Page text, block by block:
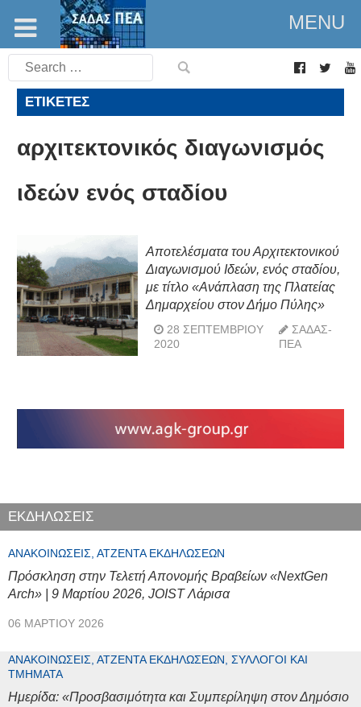
MENU
Search
for:
ΕΤΙΚΈΤΕΣ
αρχιτεκτονικός διαγωνισμός
ιδεών ενός σταδίου
Αποτελέσματα του Αρχιτεκτονικού
Διαγωνισμού Ιδεών, ενός σταδίου,
με τίτλο «Ανάπλαση της Πλατείας
Δημαρχείου στον Δήμο Πύλης»
28 ΣΕΠΤΕΜΒΡΊΟΥ
2020
ΣΑΔΑΣ-
ΠΕΑ
ΕΚΔΗΛΩΣΕΙΣ
ΑΝΑΚΟΙΝΏΣΕΙΣ, ΑΤΖΈΝΤΑ ΕΚΔΗΛΏΣΕΩΝ
Πρόσκληση στην Τελετή Απονομής Βραβείων «NextGen
Arch» | 9 Μαρτίου 2026, JOIST Λάρισα
06 ΜΑΡΤΊΟΥ 2026
ΑΝΑΚΟΙΝΏΣΕΙΣ, ΑΤΖΈΝΤΑ ΕΚΔΗΛΏΣΕΩΝ, ΣΎΛΛΟΓΟΙ ΚΑΙ
ΤΜΉΜΑΤΑ
Ημερίδα: «Προσβασιμότητα και Συμπερίληψη στον Δημόσιο